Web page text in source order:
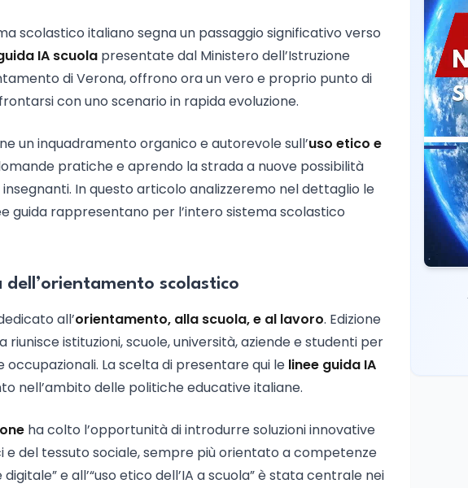
scolastico italiano segna un passaggio significativo verso
IA scuola presentate dal Ministero dell’Istruzione
di Verona, offrono ora un vero e proprio punto di
con uno scenario in rapida evoluzione.
un inquadramento organico e autorevole sull’uso etico e
pratiche e aprendo la strada a nuove possibilità
In questo articolo analizzeremo nel dettaglio le
guida rappresentano per l’intero sistema scolastico
scolastico
all’orientamento, alla scuola, e al lavoro. Edizione
istituzioni, scuole, università, aziende e studenti per
La scelta di presentare qui le linee guida IA
nell’ambito delle politiche educative italiane.
ha colto l’opportunità di introdurre soluzioni innovative
del tessuto sociale, sempre più orientato a competenze
e all’“uso etico dell’IA a scuola” è stata centrale nei